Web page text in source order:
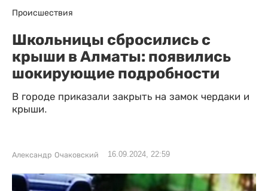
Происшествия
Школьницы сбросились с
крыши в Алматы: появились
шокирующие подробности
В городе приказали закрыть на замок чердаки и
крыши.
Александр Очаковский 16.09.2024, 22:59